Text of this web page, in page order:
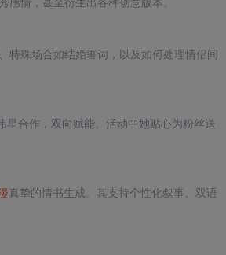
特殊场合如结婚誓词，以及如何处理情侣间
合作，双向赋能。活动中她贴心为粉丝送
真挚的情书生成。其支持个性化叙事、双语